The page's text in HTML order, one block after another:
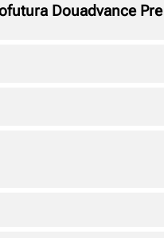
Douadvance Pre